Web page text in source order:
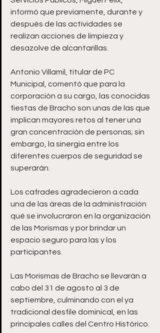
informó que previamente, durante y
después de las actividades se
realizan acciones de limpieza y
desazolve de alcantarillas.
Antonio Villamil, titular de PC
Municipal, comentó que para la
corporación a su cargo, las conocidas
fiestas de Bracho son unas de las que
implican mayores retos al tener una
gran concentración de personas; sin
embargo, la sinergia entre los
diferentes cuerpos de seguridad se
superarán.
Los cafrades agradecieron a cada
una de las áreas de la administración
qué se involucraron en la organización
de las Morismas y por brindar un
espacio seguro para las y los
participantes.
Las Morismas de Bracho se llevarán a
cabo del 31 de agosto al 3 de
septiembre, culminando con el ya
tradicional desfile dominical, en las
principales calles del Centro Histórico.